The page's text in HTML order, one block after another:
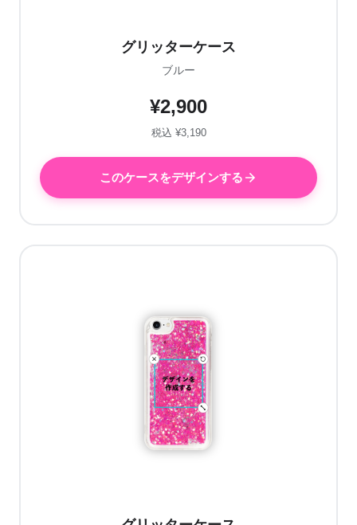
グリッターケース
ブルー
¥2,900
税込 ¥3,190
このケースをデザインする